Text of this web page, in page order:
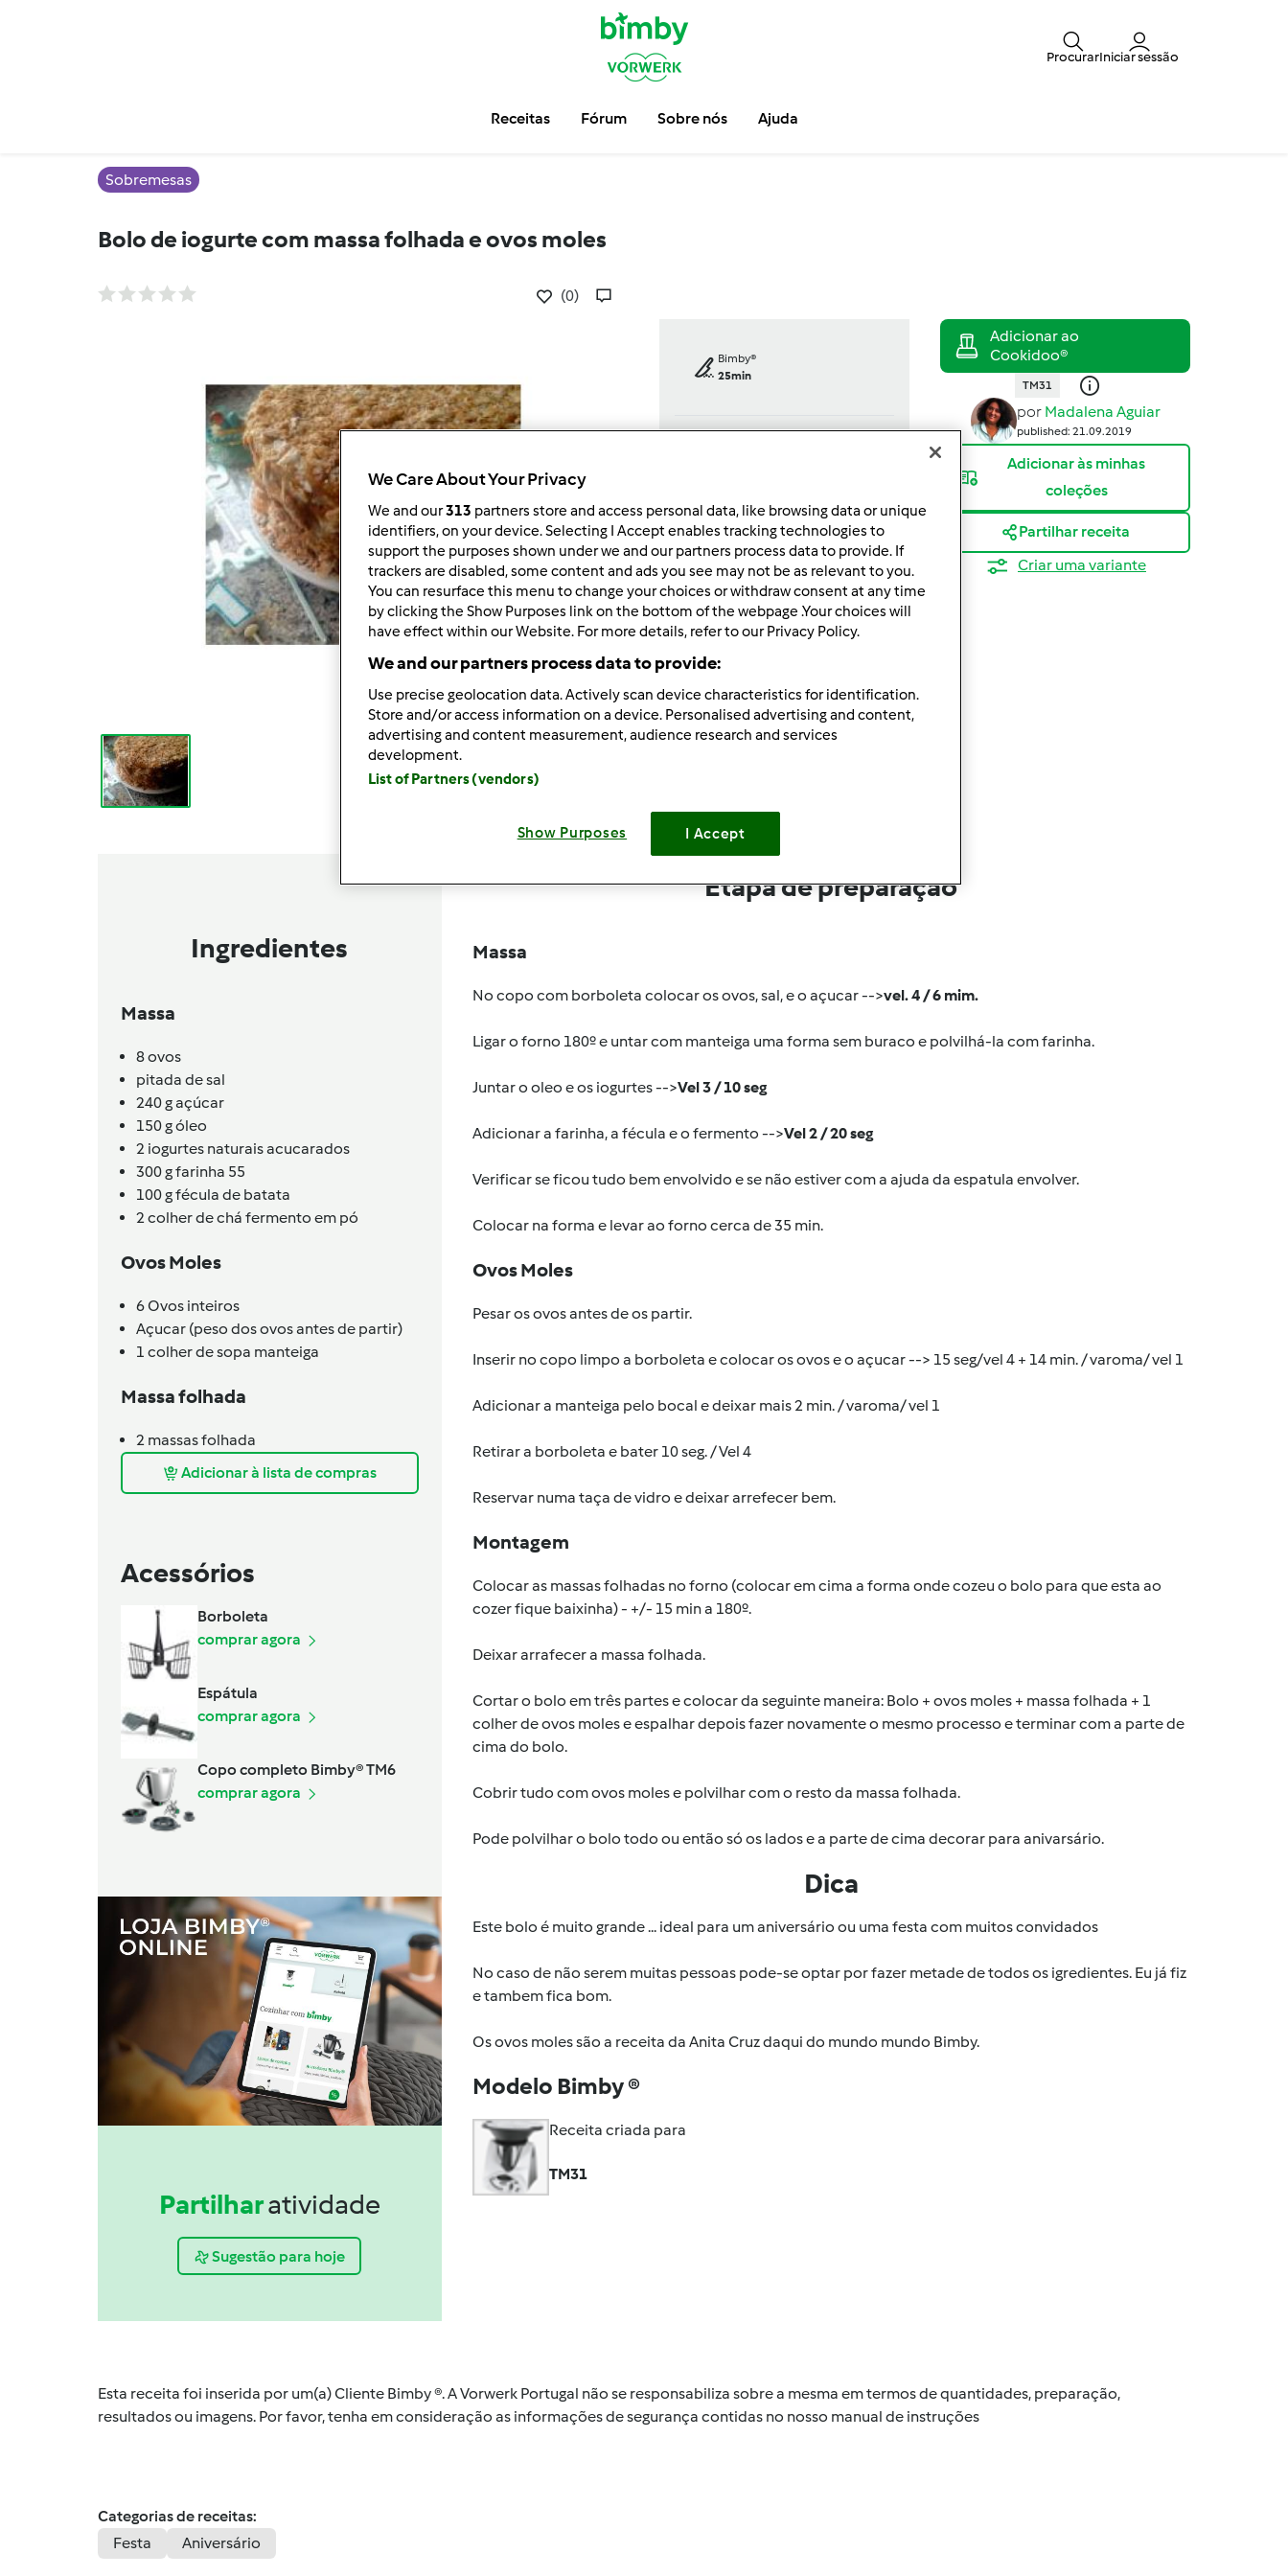
ProcurarIniciar sessão
Receitas Fórum Sobre nós Ajuda
Sobremesas
Bolo de iogurte com massa folhada e ovos moles
(0)
Bimby®
25min
dose/s
20dose/s
Médio
TM31
por Madalena Aguiar
published: 21.09.2019
Adicionar às minhas
coleções
Partilhar receita
Criar uma variante
Ingredientes
Massa
8ovos
pitada de sal
240gaçúcar
150góleo
2 iogurtes naturais acucarados
300gfarinha 55
100gfécula de batata
2colher de chá fermento em pó
Ovos Moles
6Ovos inteiros
Açucar (peso dos ovos antes de partir)
1 colher de sopa manteiga
Massa folhada
2 massas folhada
Adicionar à lista de compras
Acessórios
Borboleta
comprar agora
Espátula
comprar agora
Copo completo Bimby® TM6
comprar agora
Partilharatividade
Sugestão para hoje
Etapa de preparação
Massa
No copo com borboleta colocar os ovos, sal, e o açucar -->vel. 4 / 6 mim.
Ligar o forno 180º e untar com manteiga uma forma sem buraco e polvilhá-la com farinha.
Juntar o oleo e os iogurtes -->Vel 3 / 10 seg
Adicionar a farinha, a fécula e o fermento -->Vel 2 / 20 seg
Verificar se ficou tudo bem envolvido e se não estiver com a ajuda da espatula envolver.
Colocar na forma e levar ao forno cerca de 35 min.
Ovos Moles
Pesar os ovos antes de os partir.
Inserir no copo limpo a borboleta e colocar os ovos e o açucar --> 15 seg/vel 4 + 14 min. / varoma/ vel 1
Adicionar a manteiga pelo bocal e deixar mais 2 min. / varoma/ vel 1
Retirar a borboleta e bater 10 seg. / Vel 4
Reservar numa taça de vidro e deixar arrefecer bem.
Montagem
Colocar as massas folhadas no forno (colocar em cima a forma onde cozeu o bolo para que esta ao
cozer fique baixinha) - +/- 15 min a 180º.
Deixar arrafecer a massa folhada.
Cortar o bolo em três partes e colocar da seguinte maneira: Bolo + ovos moles + massa folhada + 1
colher de ovos moles e espalhar depois fazer novamente o mesmo processo e terminar com a parte de
cima do bolo.
Cobrir tudo com ovos moles e polvilhar com o resto da massa folhada.
Pode polvilhar o bolo todo ou então só os lados e a parte de cima decorar para anivarsário.
Dica
Este bolo é muito grande ... ideal para um aniversário ou uma festa com muitos convidados
No caso de não serem muitas pessoas pode-se optar por fazer metade de todos os igredientes. Eu já fiz
e tambem fica bom.
Os ovos moles são a receita da Anita Cruz daqui do mundo mundo Bimby.
Modelo Bimby ®
Receita criada para
TM31
Esta receita foi inserida por um(a) Cliente Bimby ®. A Vorwerk Portugal não se responsabiliza sobre a mesma em termos de quantidades, preparação,
resultados ou imagens. Por favor, tenha em consideração as informações de segurança contidas no nosso manual de instruções
Categorias de receitas:
Festa
Aniversário
We Care About Your Privacy
We and our313 partners store and access personal data, like browsing data or unique
identifiers, on your device. Selecting I Accept enables tracking technologies to
support the purposes shown under we and our partners process data to provide. If
trackers are disabled, some content and ads you see may not be as relevant to you.
You can resurface this menu to change your choices or withdraw consent at any time
by clicking the Show Purposes link on the bottom of the webpage .Your choices will
have effect within our Website. For more details, refer to our Privacy Policy.
We and our partners process data to provide:
Use precise geolocation data. Actively scan device characteristics for identification.
Store and/or access information on a device. Personalised advertising and content,
advertising and content measurement, audience research and services
development.
List of Partners (vendors)
Show Purposes I Accept